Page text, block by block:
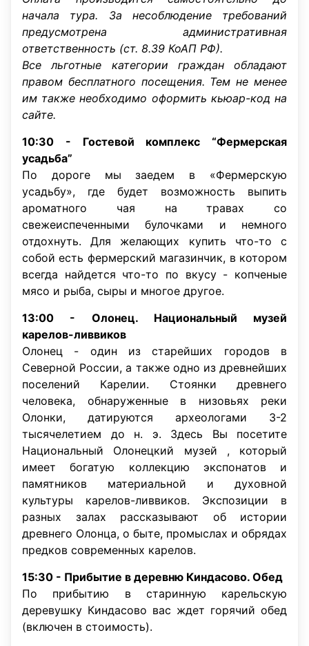
начала тура. За несоблюдение требований
предусмотрена административная
ответственность (ст. 8.39 КоАП РФ).
Все льготные категории граждан обладают
правом бесплатного посещения. Тем не менее
им также необходимо оформить кьюар-код на
сайте.
10:30 - Гостевой комплекс “Фермерская
усадьба”
По дороге мы заедем в «Фермерскую
усадьбу», где будет возможность выпить
ароматного чая на травах со
свежеиспеченными булочками и немного
отдохнуть. Для желающих купить что-то с
собой есть фермерский магазинчик, в котором
всегда найдется что-то по вкусу - копченые
мясо и рыба, сыры и многое другое.
13:00 - Олонец. Национальный музей
карелов-ливвиков
Олонец - один из старейших городов в
Северной России, а также одно из древнейших
поселений Карелии. Стоянки древнего
человека, обнаруженные в низовьях реки
Олонки, датируются археологами 3-2
тысячелетием до н. э. Здесь Вы посетите
Национальный Олонецкий музей , который
имеет богатую коллекцию экспонатов и
памятников материальной и духовной
культуры карелов-ливвиков. Экспозиции в
разных залах рассказывают об истории
древнего Олонца, о быте, промыслах и обрядах
предков современных карелов.
15:30 - Прибытие в деревню Киндасово. Обед
По прибытию в старинную карельскую
деревушку Киндасово вас ждет горячий обед
(включен в стоимость).